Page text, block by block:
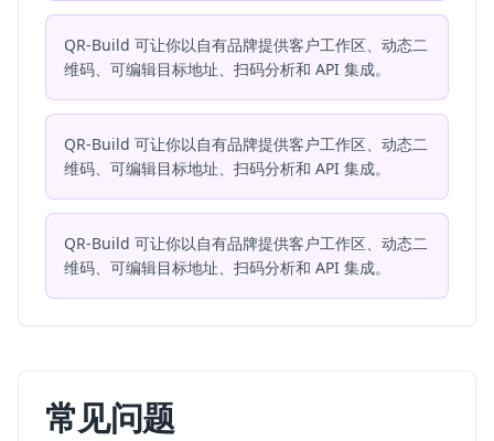
QR-Build 可让你以自有品牌提供客户工作区、动态二
维码、可编辑目标地址、扫码分析和 API 集成。
QR-Build 可让你以自有品牌提供客户工作区、动态二
维码、可编辑目标地址、扫码分析和 API 集成。
QR-Build 可让你以自有品牌提供客户工作区、动态二
维码、可编辑目标地址、扫码分析和 API 集成。
常见问题